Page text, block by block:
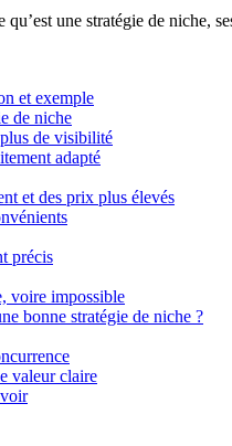
qu’est une stratégie de niche,
et exemple
de niche
de visibilité
adapté
et des prix plus élevés
précis
voire impossible
bonne stratégie de niche ?
valeur claire